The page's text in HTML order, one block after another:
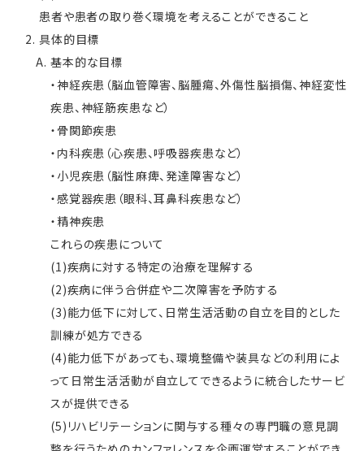
患者や患者の取り巻く環境を考えることができること
具体的目標
基本的な目標
・神経疾患（脳血管障害、脳腫瘍、外傷性脳損傷、神経変性
疾患、神経筋疾患など）
・骨関節疾患
・内科疾患（心疾患、呼吸器疾患など）
・小児疾患（脳性麻痺、発達障害など）
・感覚器疾患（眼科、耳鼻科疾患など）
・精神疾患
これらの疾患について
(1)疾病に対する特定の治療を理解する
(2)疾病に伴う合併症や二次障害を予防する
(3)能力低下に対して、日常生活活動の自立を目的とした
訓練が処方できる
(4)能力低下があっても、環境整備や装具などの利用によ
って日常生活活動が自立してできるように統合したサービ
スが提供できる
(5)リハビリテーションに関与する種々の専門職の意見調